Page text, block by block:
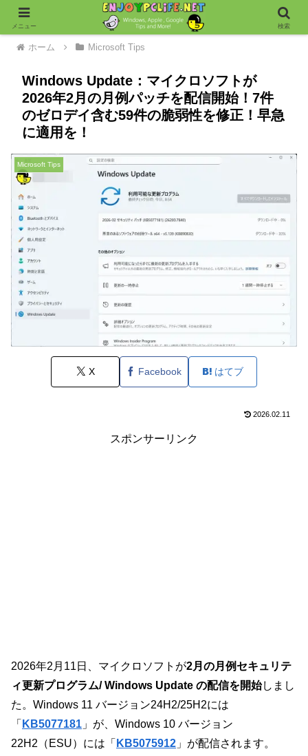
ホーム Microsoft Tips
Windows Update：マイクロソフトが
2026年2月の月例パッチを配信開始！7件
のゼロデイ含む59件の脆弱性を修正！早急
に適用を！
Microsoft Tips
X Facebook はてブ
2026.02.11
スポンサーリンク
2026年2月11日、マイクロソフトが2月の月例セキュリテ
ィ更新プログラム/ Windows Update の配信を開始しまし
た。Windows 11 バージョン24H2/25H2には
「 KB5077181 」が、Windows 10 バージョン
22H2（ESU）には「 KB5075912 」が配信されます。
メニュー 検索